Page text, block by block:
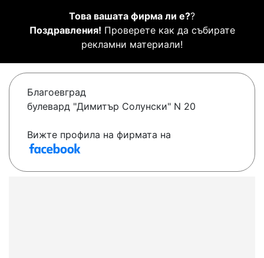
Това вашата фирма ли е??
Поздравления! Проверете как да събирате
рекламни материали!
Благоевград
булевард "Димитър Солунски" N 20
Вижте профила на фирмата на